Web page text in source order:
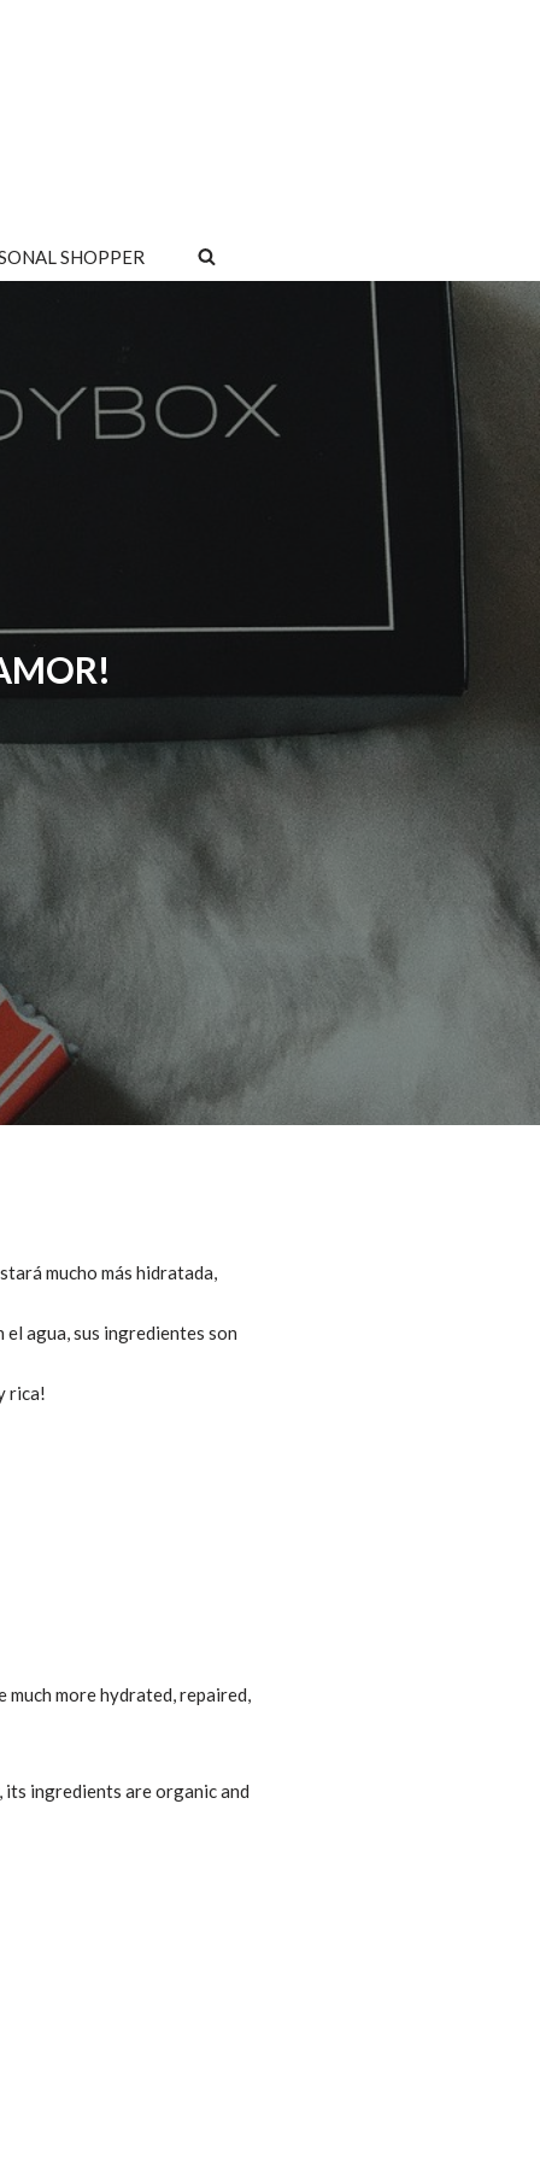
SHOPPER
mucho más hidratada,
agua, sus ingredientes son
rica!
more hydrated, repaired,
ingredients are organic and